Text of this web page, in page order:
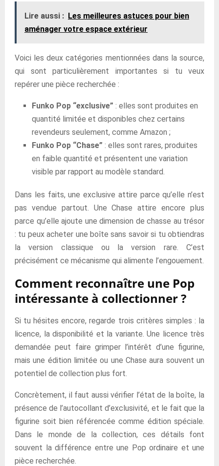
Lire aussi : Les meilleures astuces pour bien
aménager votre espace extérieur
Voici les deux catégories mentionnées dans la source,
qui sont particulièrement importantes si tu veux
repérer une pièce recherchée :
Funko Pop “exclusive” : elles sont produites en
quantité limitée et disponibles chez certains
revendeurs seulement, comme Amazon ;
Funko Pop “Chase” : elles sont rares, produites
en faible quantité et présentent une variation
visible par rapport au modèle standard.
Dans les faits, une exclusive attire parce qu’elle n’est
pas vendue partout. Une Chase attire encore plus
parce qu’elle ajoute une dimension de chasse au trésor
: tu peux acheter une boîte sans savoir si tu obtiendras
la version classique ou la version rare. C’est
précisément ce mécanisme qui alimente l’engouement.
Comment reconnaître une Pop
intéressante à collectionner ?
Si tu hésites encore, regarde trois critères simples : la
licence, la disponibilité et la variante. Une licence très
demandée peut faire grimper l’intérêt d’une figurine,
mais une édition limitée ou une Chase aura souvent un
potentiel de collection plus fort.
Concrètement, il faut aussi vérifier l’état de la boîte, la
présence de l’autocollant d’exclusivité, et le fait que la
figurine soit bien référencée comme édition spéciale.
Dans le monde de la collection, ces détails font
souvent la différence entre une Pop ordinaire et une
pièce recherchée.